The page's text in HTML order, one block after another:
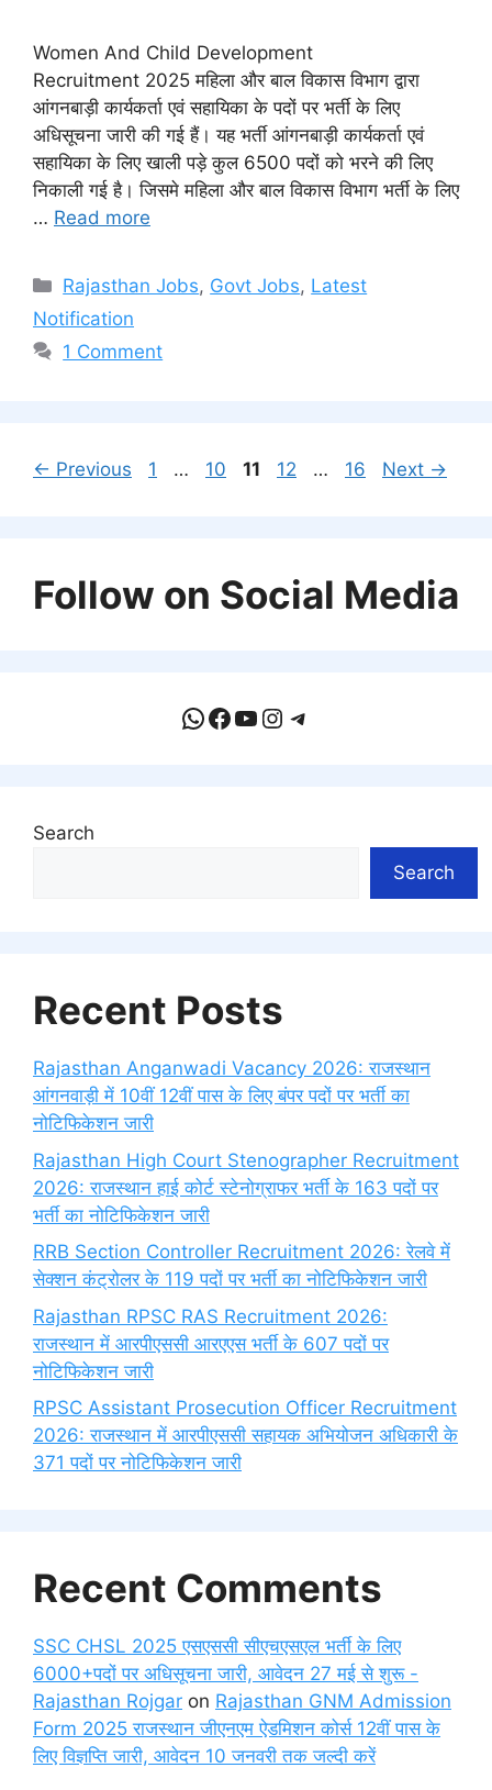
Women And Child Development
Recruitment 2025 महिला और बाल विकास विभाग द्वारा
आंगनबाड़ी कार्यकर्ता एवं सहायिका के पदों पर भर्ती के लिए
अधिसूचना जारी की गई हैं। यह भर्ती आंगनबाड़ी कार्यकर्ता एवं
सहायिका के लिए खाली पड़े कुल 6500 पदों को भरने की लिए
निकाली गई है। जिसमे महिला और बाल विकास विभाग भर्ती के लिए
… Read more
Categories
Rajasthan Jobs, Govt Jobs, Latest
Notification
1 Comment
← Previous Page
1 … Page
10 Page
11 Page
12 … Page
16 Next →
Follow on Social Media
WhatsApp
Facebook
YouTube
Instagram
Telegram
Search
Search
Recent Posts
Rajasthan Anganwadi Vacancy 2026: राजस्थान
आंगनवाड़ी में 10वीं 12वीं पास के लिए बंपर पदों पर भर्ती का
नोटिफिकेशन जारी
Rajasthan High Court Stenographer Recruitment
2026: राजस्थान हाई कोर्ट स्टेनोग्राफर भर्ती के 163 पदों पर
भर्ती का नोटिफिकेशन जारी
RRB Section Controller Recruitment 2026: रेलवे में
सेक्शन कंट्रोलर के 119 पदों पर भर्ती का नोटिफिकेशन जारी
Rajasthan RPSC RAS Recruitment 2026:
राजस्थान में आरपीएससी आरएएस भर्ती के 607 पदों पर
नोटिफिकेशन जारी
RPSC Assistant Prosecution Officer Recruitment
2026: राजस्थान में आरपीएससी सहायक अभियोजन अधिकारी के
371 पदों पर नोटिफिकेशन जारी
Recent Comments
SSC CHSL 2025 एसएससी सीएचएसएल भर्ती के लिए
6000+पदों पर अधिसूचना जारी, आवेदन 27 मई से शुरू -
Rajasthan Rojgar on Rajasthan GNM Admission
Form 2025 राजस्थान जीएनएम ऐडमिशन कोर्स 12वीं पास के
लिए विज्ञप्ति जारी, आवेदन 10 जनवरी तक जल्दी करें